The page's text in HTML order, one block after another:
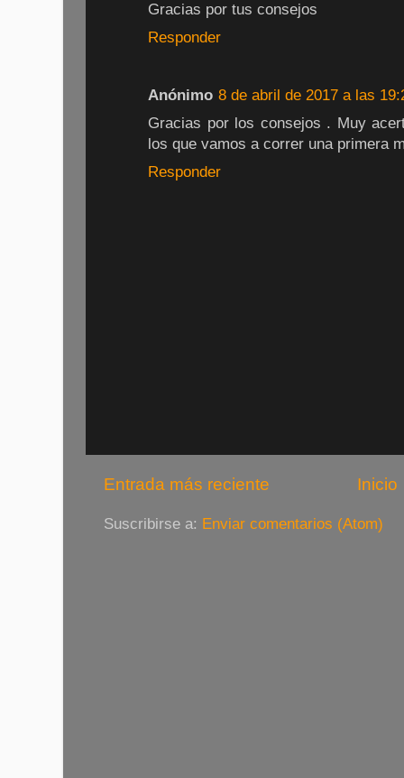
Gracias por tus consejos
Responder
Anónimo 8 de abril de 2017 a las
Gracias por los consejos . Muy
los que vamos a correr una primera
Responder
Entrada más reciente Inicio
Suscribirse a: Enviar comentarios (Atom)